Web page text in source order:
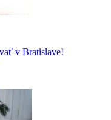
v Bratislave!